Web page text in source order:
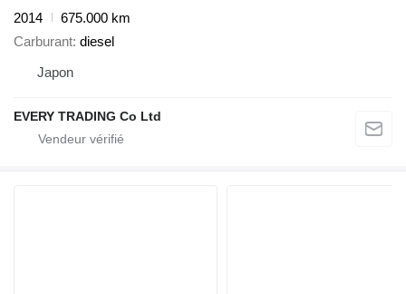
2014
675.000 km
Carburant diesel
Japon
EVERY TRADING Co Ltd